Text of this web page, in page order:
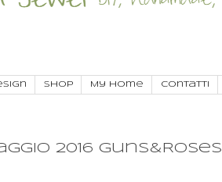
SHOP My Home Contatti
2016 Guns&Roses